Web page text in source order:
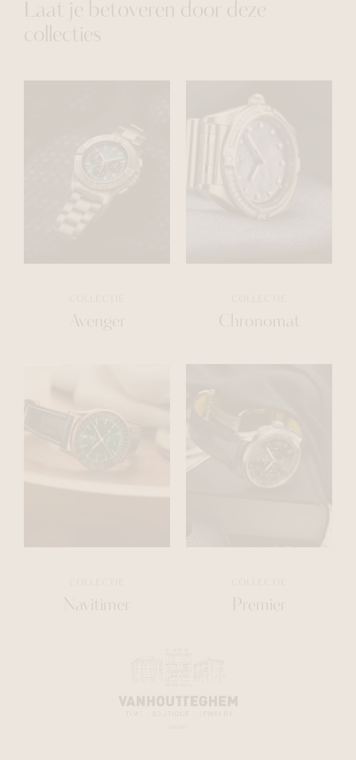
Laat je betoveren door deze
collecties
Avenger Chronomat
Navitimer Premier